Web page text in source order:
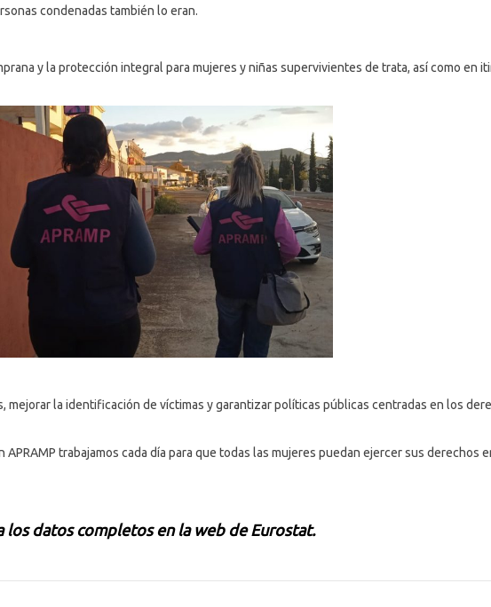
condenadas también lo eran.
y la protección integral para mujeres y niñas supervivientes de trata, así como en
la identificación de víctimas y garantizar políticas públicas centradas en los
trabajamos cada día para que todas las mujeres puedan ejercer sus derechos
los datos completos en la web de Eurostat.